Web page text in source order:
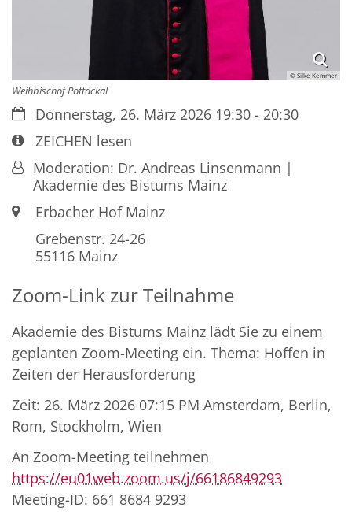
© Silke Kemmer
Weihbischof Pottackal
Datum:Donnerstag, 26. März 2026 19:30 - 20:30
Art bzw. Nummer:
ZEICHEN lesen
Von:Moderation: Dr. Andreas Linsenmann |
Akademie des Bistums Mainz
Ort: Erbacher Hof Mainz
Grebenstr. 24-26
55116 Mainz
Zoom-Link zur Teilnahme
Akademie des Bistums Mainz lädt Sie zu einem
geplanten Zoom-Meeting ein. Thema: Hoffen in
Zeiten der Herausforderung
Zeit: 26. März 2026 07:15 PM Amsterdam, Berlin,
Rom, Stockholm, Wien
An Zoom-Meeting teilnehmen
https://eu01web.zoom.us/j/66186849293
Meeting-ID: 661 8684 9293